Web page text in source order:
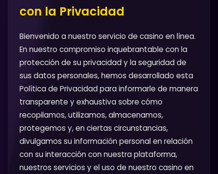
con la Privacidad
Bienvenido a nuestro servicio de casino en línea.
En nuestro compromiso inquebrantable con la
protección de su privacidad y la seguridad de
sus datos personales, hemos desarrollado esta
Política de Privacidad para informarle de manera
transparente y exhaustiva sobre cómo
recopilamos, utilizamos, almacenamos,
protegemos y, en ciertas circunstancias,
divulgamos su información personal en relación
con su interacción con nuestra plataforma,
nuestros servicios y el uso de nuestro casino en